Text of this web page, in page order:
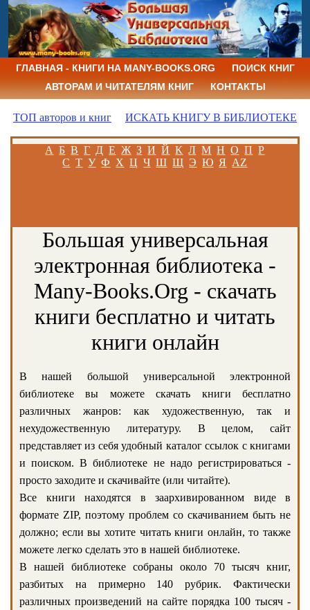
ГЛАВНАЯ - КНИГИ НА MANY-BOOKS.ORG
ПОИСК КНИГ
АВТОРАМ И ЧИТАТЕЛЯМ КНИГ
КОНТАКТЫ
ТОП авторов и книг ИСКАТЬ КНИГУ В БИБЛИОТЕКЕ
А Б В Г Д Е Ж З И Й К Л М Н О П Р
С Т У Ф Х Ц Ч Ш Щ Э Ю Я AZ
Большая универсальная
электронная библиотека -
Many-Books.Org - скачать
книги бесплатно и читать
книги онлайн
В нашей большой универсальной электронной
библиотеке вы можете скачать книги бесплатно
различных жанров: как художественную, так и
нехудожественную литературу. В целом, сайт
представляет из себя удобный каталог ссылок с книгами
и поиском. В библиотеке не надо регистрироваться -
просто заходите и скачивайте (или читайте).
Все книги находятся в заархивированном виде в
формате ZIP, поэтому проблем со скачиванием быть не
должно; если вы хотите читать книги онлайн, то также
можете легко сделать это в нашей библиотеке.
В нашей библиотеке собраны около 70 тысяч книг,
разбитых на примерно 140 рубрик. Фактически
различных произведений на сайте порядка 100 тысяч -